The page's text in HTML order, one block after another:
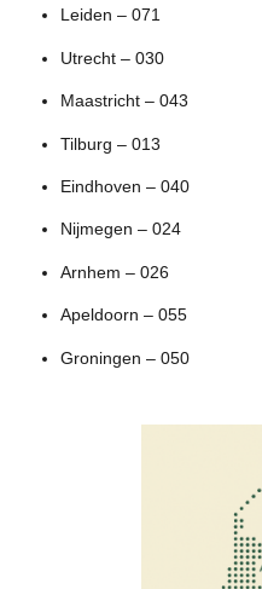
Leiden – 071
Utrecht – 030
Maastricht – 043
Tilburg – 013
Eindhoven – 040
Nijmegen – 024
Arnhem – 026
Apeldoorn – 055
Groningen – 050